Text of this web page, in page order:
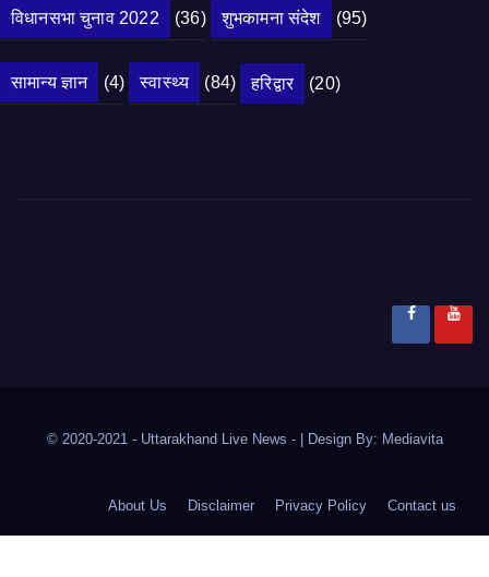
विधानसभा चुनाव 2022 (36) शुभकामना संदेश (95)
सामान्य ज्ञान (4) स्वास्थ्य (84) हरिद्वार (20)
© 2020-2021 - Uttarakhand Live News - Design By: Mediavita
About Us Disclaimer Privacy Policy Contact us